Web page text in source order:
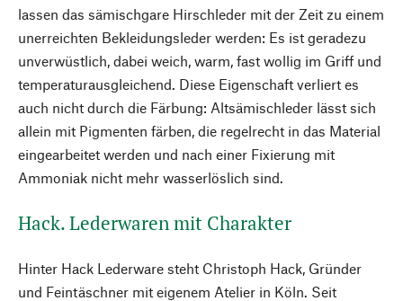
lassen das sämischgare Hirschleder mit der Zeit zu einem
unerreichten Bekleidungsleder werden: Es ist geradezu
unverwüstlich, dabei weich, warm, fast wollig im Griff und
temperaturausgleichend. Diese Eigenschaft verliert es
auch nicht durch die Färbung: Altsämischleder lässt sich
allein mit Pigmenten färben, die regelrecht in das Material
eingearbeitet werden und nach einer Fixierung mit
Ammoniak nicht mehr wasserlöslich sind.
Hack. Lederwaren mit Charakter
Hinter Hack Lederware steht Christoph Hack, Gründer
und Feintäschner mit eigenem Atelier in Köln. Seit